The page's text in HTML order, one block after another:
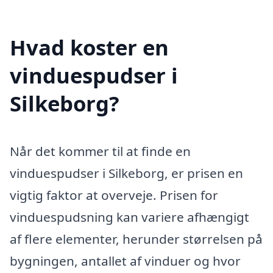
Hvad koster en
vinduespudser i
Silkeborg?
Når det kommer til at finde en
vinduespudser i Silkeborg, er prisen en
vigtig faktor at overveje. Prisen for
vinduespudsning kan variere afhængigt
af flere elementer, herunder størrelsen på
bygningen, antallet af vinduer og hvor